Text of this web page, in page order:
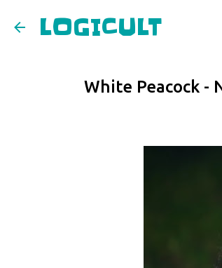
LOGICULT
White Peacock -